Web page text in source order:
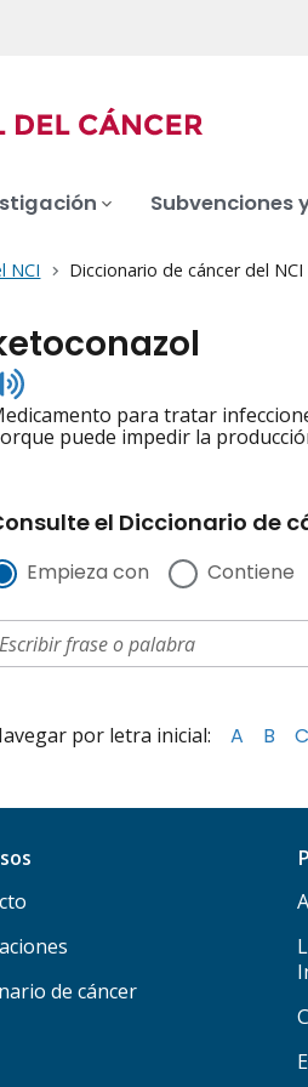
Subvenciones
NCI Diccionario de cáncer del NCI
Listen
to
pronunciationpara tratar
puede impedir la
el Diccionario de
Empieza con Contiene
por letra inicial: A B C
de cáncer